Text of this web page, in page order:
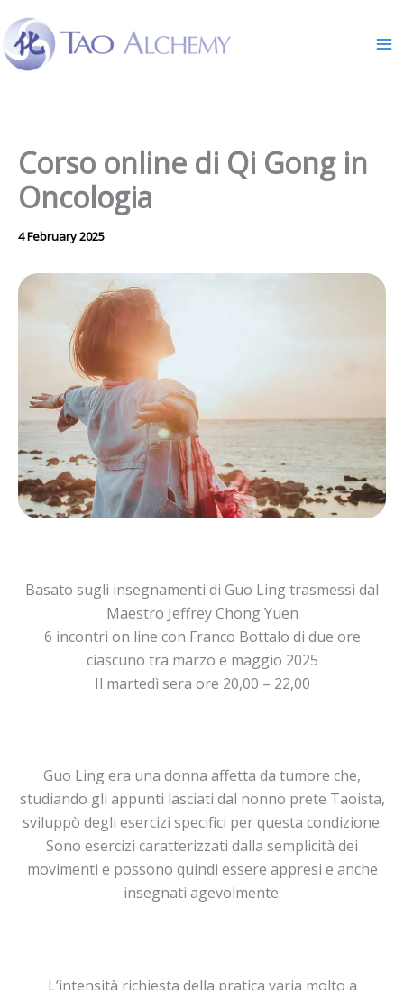
content
Corso online di Qi Gong in
Oncologia
4 February 2025
Basato sugli insegnamenti di Guo Ling trasmessi dal
Maestro Jeffrey Chong Yuen
6 incontri on line con Franco Bottalo di due ore
ciascuno tra marzo e maggio 2025
Il martedì sera ore 20,00 – 22,00
Guo Ling era una donna affetta da tumore che,
studiando gli appunti lasciati dal nonno prete Taoista,
sviluppò degli esercizi specifici per questa condizione.
Sono esercizi caratterizzati dalla semplicità dei
movimenti e possono quindi essere appresi e anche
insegnati agevolmente.
L’intensità richiesta della pratica varia molto a